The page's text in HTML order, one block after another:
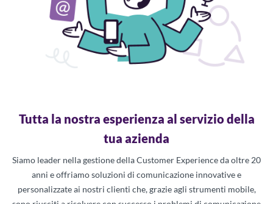
Tutta la nostra esperienza al servizio della
tua azienda
Siamo leader nella gestione della Customer Experience da oltre 20
anni e offriamo soluzioni di comunicazione innovative e
personalizzate ai nostri clienti che, grazie agli strumenti mobile,